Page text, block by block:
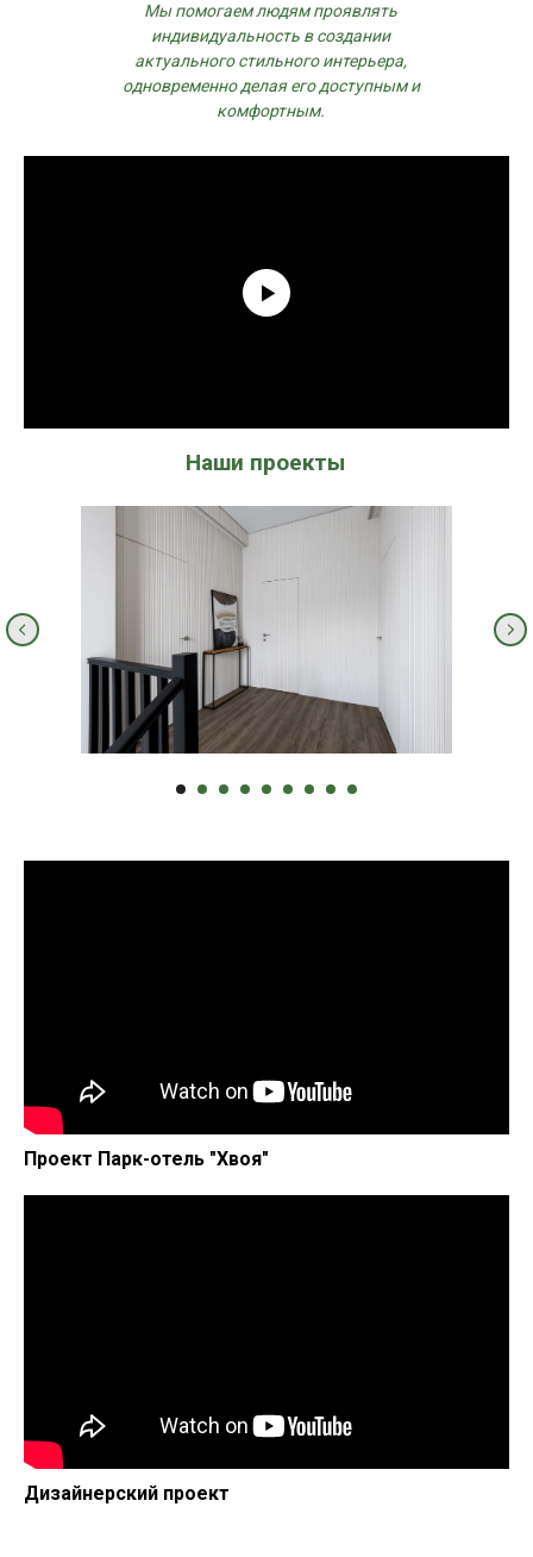
Мы помогаем людям проявлять
индивидуальность в создании
актуального стильного интерьера,
одновременно делая его доступным и
комфортным.
Наши проекты
Проект Парк-отель "Хвоя"
Дизайнерский проект